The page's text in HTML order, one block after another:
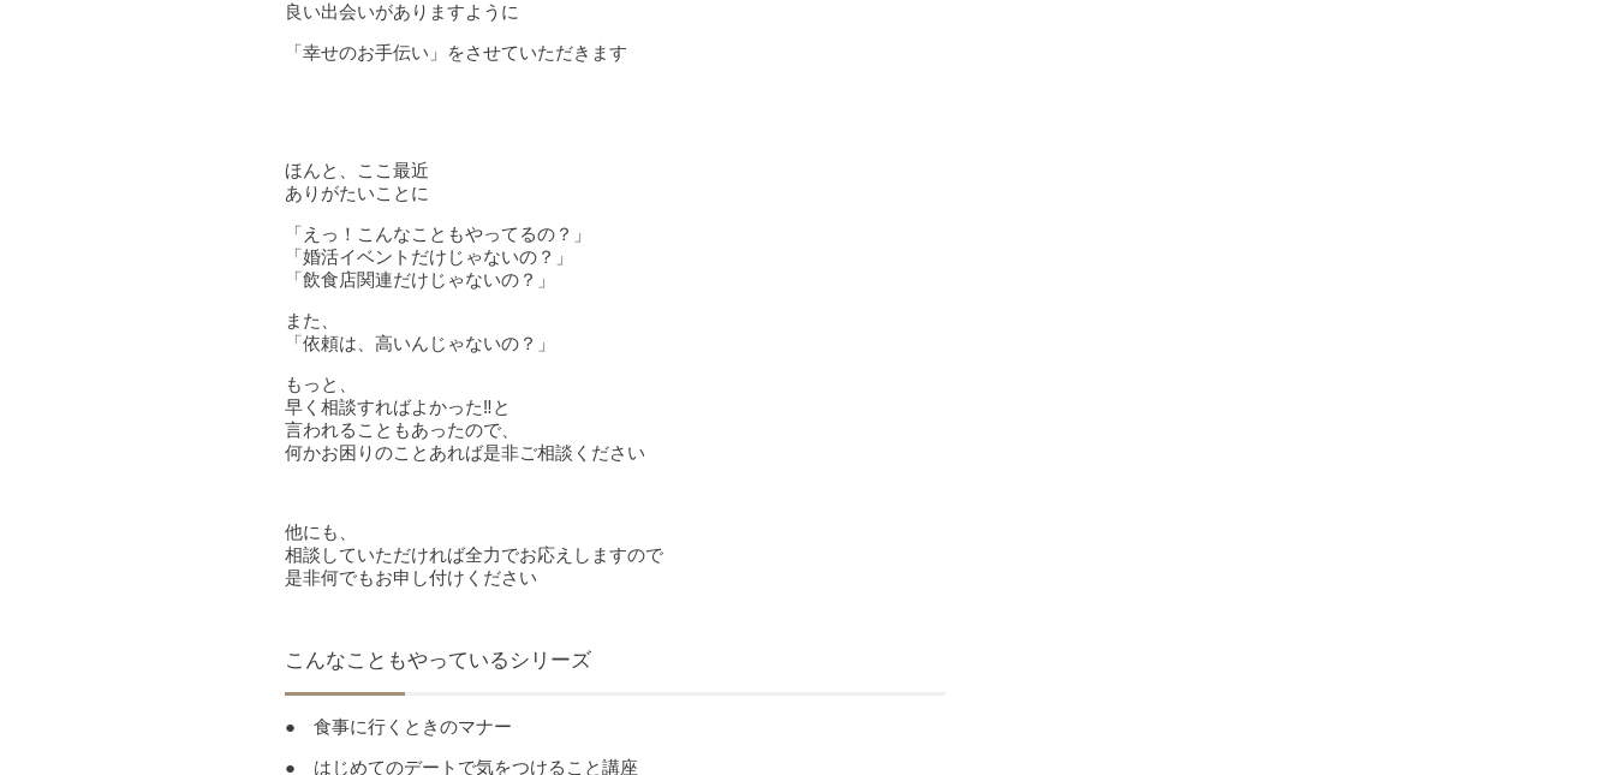
良い出会いがありますように
「幸せのお手伝い」をさせていただきます
ほんと、ここ最近
ありがたいことに
「えっ！こんなこともやってるの？」
「婚活イベントだけじゃないの？」
「飲食店関連だけじゃないの？」
また、
「依頼は、高いんじゃないの？」
もっと、
早く相談すればよかった‼と
言われることもあったので、
何かお困りのことあれば是非ご相談ください
他にも、
相談していただければ全力でお応えしますので
是非何でもお申し付けください
こんなこともやっているシリーズ
● 食事に行くときのマナー
● はじめてのデートで気をつけること講座